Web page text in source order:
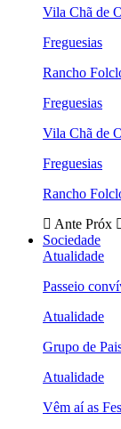
Vila Chã de
Freguesias
Rancho
Freguesias
Vila Chã de
Freguesias
Rancho
Ante Próx
Sociedade
Atualidade
Passeio
Atualidade
Grupo de
Atualidade
Vêm aí as